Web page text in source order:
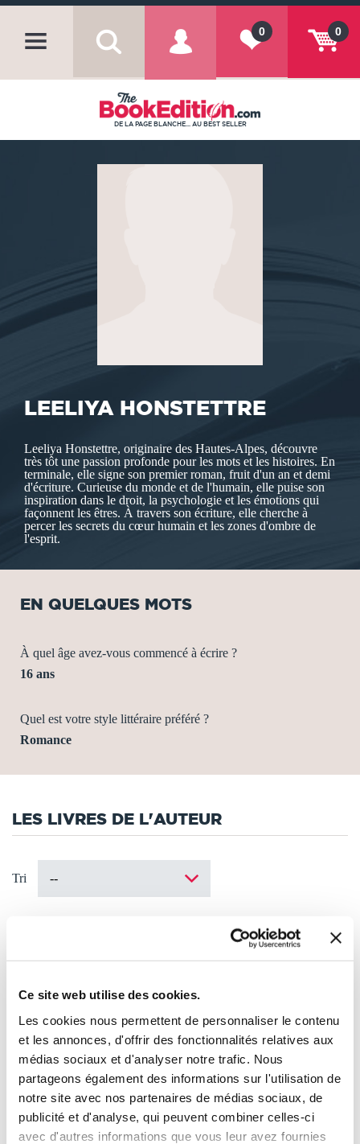
Ce site web utilise des cookies.
Les cookies nous permettent de personnaliser le contenu
et les annonces, d'offrir des fonctionnalités relatives aux
médias sociaux et d'analyser notre trafic. Nous
partageons également des informations sur l'utilisation de
notre site avec nos partenaires de médias sociaux, de
publicité et d'analyse, qui peuvent combiner celles-ci
avec d'autres informations que vous leur avez fournies
0
0
DE LA PAGE BLANCHE... AU BEST SELLER
LEELIYA HONSTETTRE
Leeliya Honstettre, originaire des Hautes-Alpes, découvre
très tôt une passion profonde pour les mots et les histoires. En
terminale, elle signe son premier roman, fruit d'un an et demi
d'écriture. Curieuse du monde et de l'humain, elle puise son
inspiration dans le droit, la psychologie et les émotions qui
façonnent les êtres. À travers son écriture, elle cherche à
percer les secrets du cœur humain et les zones d'ombre de
l'esprit.
EN QUELQUES MOTS
À quel âge avez-vous commencé à écrire ?
16 ans
Quel est votre style littéraire préféré ?
Romance
LES LIVRES DE L'AUTEUR
Tri